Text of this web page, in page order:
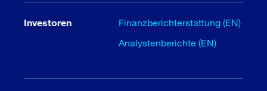
Investoren
Finanzberichterstattung (EN)
Analystenberichte (EN)